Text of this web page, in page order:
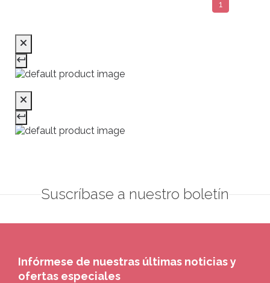
1
Suscríbase a nuestro boletín
Infórmese de nuestras últimas noticias y
ofertas especiales